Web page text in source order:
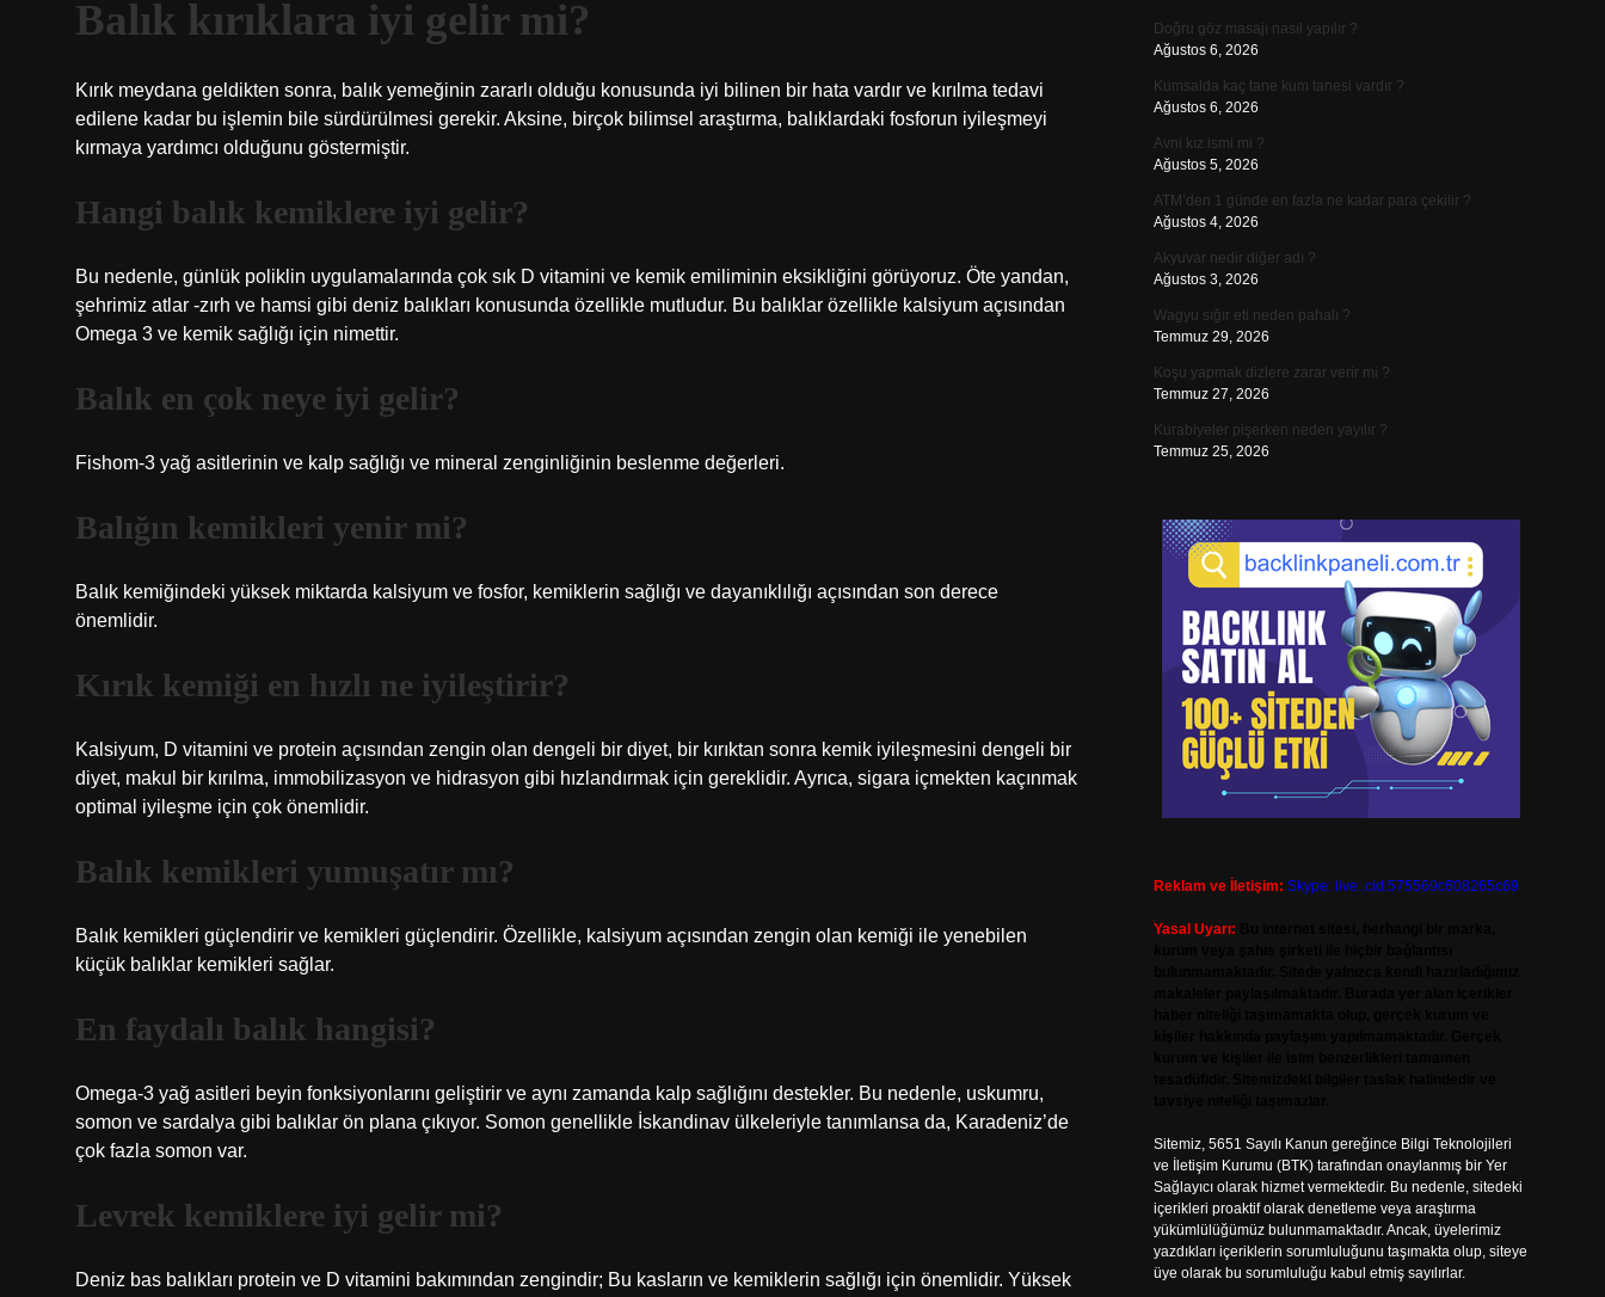
Balık kırıklara iyi gelir mi?
Kırık meydana geldikten sonra, balık yemeğinin zararlı olduğu konusunda iyi bilinen bir hata vardır ve kırılma tedavi
edilene kadar bu işlemin bile sürdürülmesi gerekir. Aksine, birçok bilimsel araştırma, balıklardaki fosforun iyileşmeyi
kırmaya yardımcı olduğunu göstermiştir.
Hangi balık kemiklere iyi gelir?
Bu nedenle, günlük poliklin uygulamalarında çok sık D vitamini ve kemik emiliminin eksikliğini görüyoruz. Öte yandan,
şehrimiz atlar -zırh ve hamsi gibi deniz balıkları konusunda özellikle mutludur. Bu balıklar özellikle kalsiyum açısından
Omega 3 ve kemik sağlığı için nimettir.
Balık en çok neye iyi gelir?
Fishom-3 yağ asitlerinin ve kalp sağlığı ve mineral zenginliğinin beslenme değerleri.
Balığın kemikleri yenir mi?
Balık kemiğindeki yüksek miktarda kalsiyum ve fosfor, kemiklerin sağlığı ve dayanıklılığı açısından son derece
önemlidir.
Kırık kemiği en hızlı ne iyileştirir?
Kalsiyum, D vitamini ve protein açısından zengin olan dengeli bir diyet, bir kırıktan sonra kemik iyileşmesini dengeli bir
diyet, makul bir kırılma, immobilizasyon ve hidrasyon gibi hızlandırmak için gereklidir. Ayrıca, sigara içmekten kaçınmak
optimal iyileşme için çok önemlidir.
Balık kemikleri yumuşatır mı?
Balık kemikleri güçlendirir ve kemikleri güçlendirir. Özellikle, kalsiyum açısından zengin olan kemiği ile yenebilen
küçük balıklar kemikleri sağlar.
En faydalı balık hangisi?
Omega-3 yağ asitleri beyin fonksiyonlarını geliştirir ve aynı zamanda kalp sağlığını destekler. Bu nedenle, uskumru,
somon ve sardalya gibi balıklar ön plana çıkıyor. Somon genellikle İskandinav ülkeleriyle tanımlansa da, Karadeniz’de
çok fazla somon var.
Levrek kemiklere iyi gelir mi?
Deniz bas balıkları protein ve D vitamini bakımından zengindir; Bu kasların ve kemiklerin sağlığı için önemlidir. Yüksek
Doğru göz masajı nasıl yapılır ?
Ağustos 6, 2026
Kumsalda kaç tane kum tanesi vardır ?
Ağustos 6, 2026
Avni kız ismi mi ?
Ağustos 5, 2026
ATM’den 1 günde en fazla ne kadar para çekilir ?
Ağustos 4, 2026
Akyuvar nedir diğer adı ?
Ağustos 3, 2026
Wagyu sığır eti neden pahalı ?
Temmuz 29, 2026
Koşu yapmak dizlere zarar verir mi ?
Temmuz 27, 2026
Kurabiyeler pişerken neden yayılır ?
Temmuz 25, 2026
Reklam ve İletişim: Skype: live:.cid.575569c608265c69
Yasal Uyarı:
Sitemiz, 5651 Sayılı Kanun gereğince Bilgi Teknolojileri
ve İletişim Kurumu (BTK) tarafından onaylanmış bir Yer
Sağlayıcı olarak hizmet vermektedir. Bu nedenle, sitedeki
içerikleri proaktif olarak denetleme veya araştırma
yükümlülüğümüz bulunmamaktadır. Ancak, üyelerimiz
yazdıkları içeriklerin sorumluluğunu taşımakta olup, siteye
üye olarak bu sorumluluğu kabul etmiş sayılırlar.